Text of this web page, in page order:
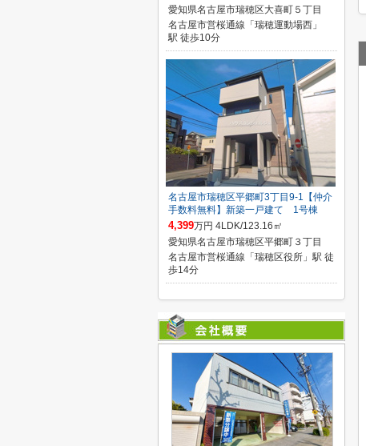
愛知県名古屋市瑞穂区大喜町５丁目
名古屋市営桜通線「瑞穂運動場西」
駅 徒歩10分
名古屋市瑞穂区平郷町3丁目9-1【仲介
手数料無料】新築一戸建て 1号棟
4,399万円 4LDK/123.16㎡
愛知県名古屋市瑞穂区平郷町３丁目
名古屋市営桜通線「瑞穂区役所」駅 徒
歩14分